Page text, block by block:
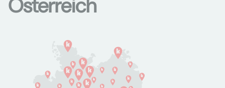
Österreich